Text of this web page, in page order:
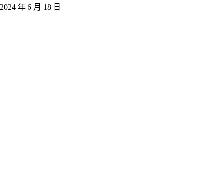
2024 年 6 月 18 日